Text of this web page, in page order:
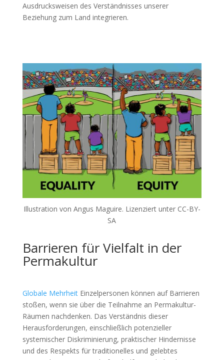
Ausdrucksweisen des Verständnisses unserer
Beziehung zum Land integrieren.
Illustration von Angus Maguire. Lizenziert unter CC-BY-
SA
Barrieren für Vielfalt in der
Permakultur
Globale MehrheitEinzelpersonen können auf Barrieren
stoßen, wenn sie über die Teilnahme an Permakultur-
Räumen nachdenken. Das Verständnis dieser
Herausforderungen, einschließlich potenzieller
systemischer Diskriminierung, praktischer Hindernisse
und des Respekts für traditionelles und gelebtes